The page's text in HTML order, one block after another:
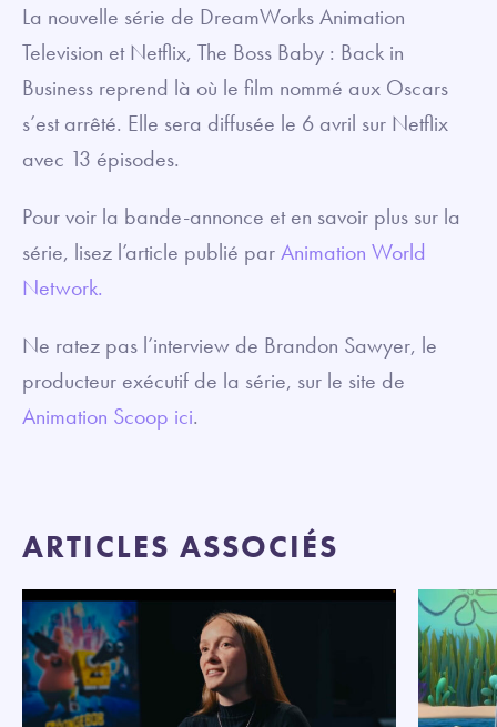
La nouvelle série de DreamWorks Animation
Television et Netflix, The Boss Baby : Back in
Business reprend là où le film nommé aux Oscars
s’est arrêté. Elle sera diffusée le 6 avril sur Netflix
avec 13 épisodes.
Pour voir la bande-annonce et en savoir plus sur la
série, lisez l’article publié parAnimation World
Network.
Ne ratez pas l’interview de Brandon Sawyer, le
producteur exécutif de la série, sur le site de
Animation Scoop ici.
ARTICLES ASSOCIÉS